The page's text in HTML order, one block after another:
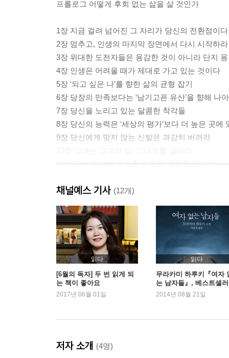
프롤로그 어떻게 후회 없는 삶을 살 것인가
1장 지금 걸려 넘어진 그 자리가 당신의 전환점이다
2장 멈추고, 인생의 마지막 장면에서 다시 시작하라
3장 위대한 도전자들은 용감한 것이 아니라 단지
4장 인생은 어려울 때가 제대로 가고 있는 것이다
5장 ‘되고 싶은 나’를 향한 삶의 균형 잡기
6장 당장의 만족보다는 ‘남기고픈 유산’을 향해 나
7장 당신을 노리고 있는 달콤한 착각들
8장 당신의 능력은 ‘세상의 평가’보다 더 높은 곳에
9장 당신에게 맞지 않는 신발은 과감히 버려라
11장 당신 인생에 투자할 진정한 멘토를 찾아라
에필로그 인생의 새로운 물결을 일으켜라
채널예스 기사 (12개)
읽다
[6월의 독자] 두 번 읽게 되
는 책이 좋아요
2017년 06월 01일
읽다
무라카미 하루키『여자
는 남자들』, 베스트셀
입
2014년 08월 21일
저자 소개 (4명)